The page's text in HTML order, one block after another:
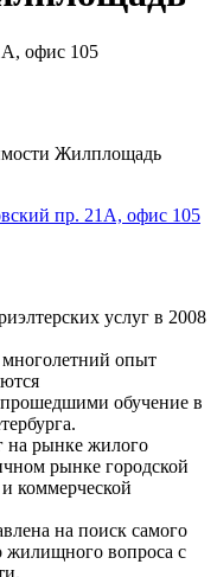
офис 105
Жилплощадь
пр. 21А, офис 105
услуг в 2008
опыт
обучение в
на рынке жилого
рынке городской
коммерческой
на поиск самого
жилищного вопроса с